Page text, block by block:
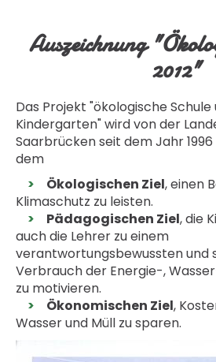
Auszeichnung
2012"
Das Projekt "ökologische
Kindergarten" wird von der
Saarbrücken seit dem Jahr
dem
Ökologischen Ziel, einen
Klimaschutz zu leisten.
Pädagogischen Ziel, die
auch die Lehrer zu einem
verantwortungsbewussten und
Verbrauch der Energie-,
zu motivieren.
Ökonomischen Ziel,
Wasser und Müll zu sparen.